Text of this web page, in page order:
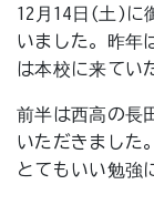
12月14日(土)に
いました。昨年
は本校に来てい
前半は西高の長
いただきました
とてもいい勉強